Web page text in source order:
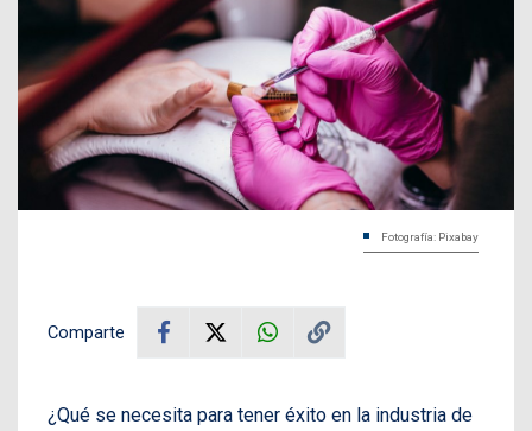
Fotografía: Pixabay
Comparte
¿Qué se necesita para tener éxito en la industria de